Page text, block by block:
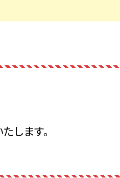
します。